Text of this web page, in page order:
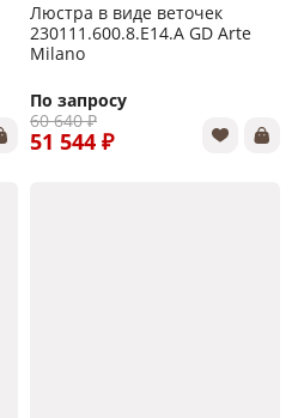
Люстра в виде веточек
230111.600.8.E14.A GD Arte
Milano
По запросу
60 640 ₽
51 544 ₽